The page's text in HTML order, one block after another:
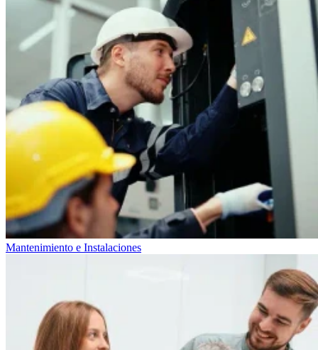
Mantenimiento e Instalaciones